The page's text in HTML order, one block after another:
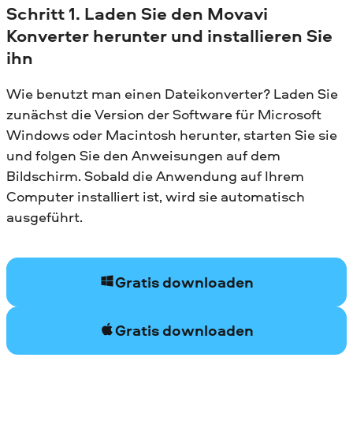
Schritt 1. Laden Sie den Movavi
Konverter herunter und installieren Sie
ihn
Wie benutzt man einen Dateikonverter? Laden Sie
zunächst die Version der Software für Microsoft
Windows oder Macintosh herunter, starten Sie sie
und folgen Sie den Anweisungen auf dem
Bildschirm. Sobald die Anwendung auf Ihrem
Computer installiert ist, wird sie automatisch
ausgeführt.
Gratis downloaden
Gratis downloaden